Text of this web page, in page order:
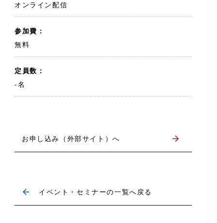
オンライン配信
参加費：
無料
定員数：
-名
お申し込み（外部サイト）へ
イベント・セミナーの一覧へ戻る